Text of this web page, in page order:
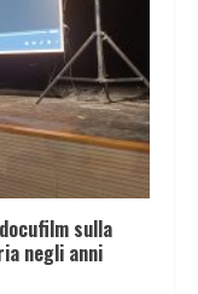
sulla
negli anni